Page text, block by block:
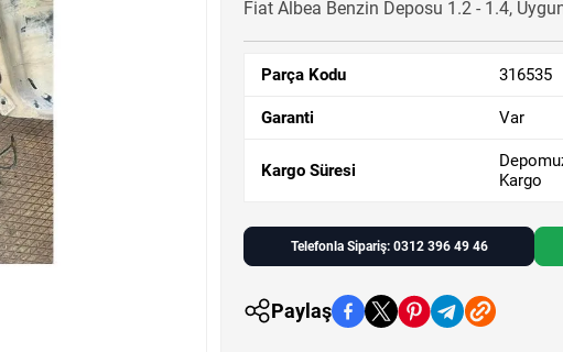
Fiat Albea Benzin Deposu 1.2 - 1.4,
Parça Kodu 316535
Garanti Var
Kargo Süresi
Kargo
Telefonla Sipariş: 0312 396 49 46
Paylaş